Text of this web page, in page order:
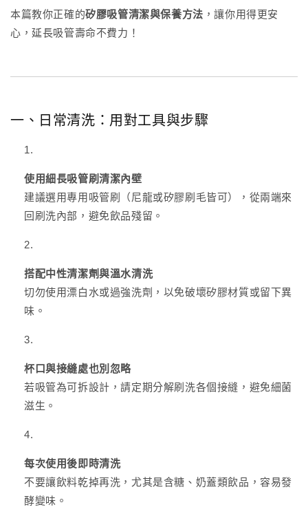
本篇教你正確的矽膠吸管清潔與保養方法 ，讓你用得更安
心，延長吸管壽命不費力！
一、日常清洗：用對工具與步驟
使用細長吸管刷清潔內壁
建議選用專用吸管刷（尼龍或矽膠刷毛皆可），從兩端來
回刷洗內部，避免飲品殘留。
搭配中性清潔劑與溫水清洗
切勿使用漂白水或過強洗劑，以免破壞矽膠材質或留下異
味。
杯口與接縫處也別忽略
若吸管為可拆設計，請定期分解刷洗各個接縫，避免細菌
滋生。
每次使用後即時清洗
不要讓飲料乾掉再洗，尤其是含糖、奶蓋類飲品，容易發
酵變味。